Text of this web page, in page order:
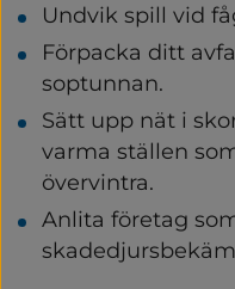
Undvik spill vid
Förpacka ditt
soptunnan.
Sätt upp nät i
varma ställen
övervintra.
Anlita företag